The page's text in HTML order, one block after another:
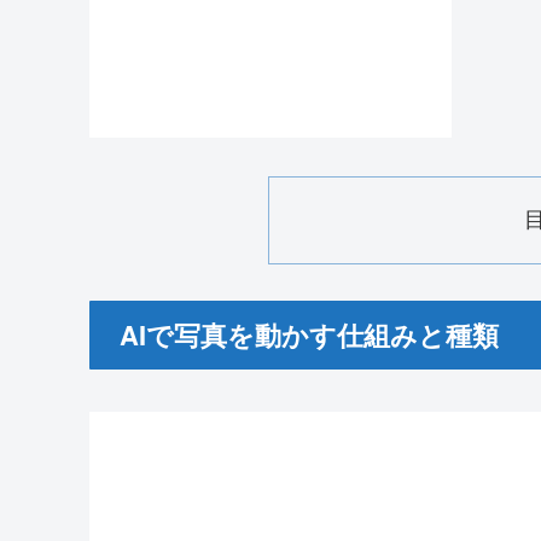
AIで写真を動かす仕組みと種類